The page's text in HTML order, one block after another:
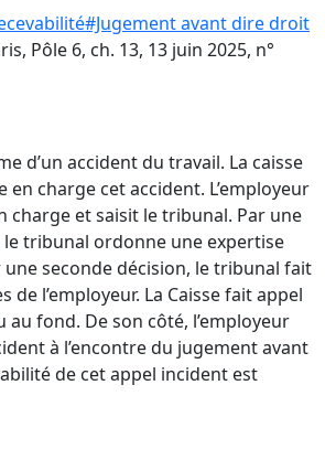
#Jugement avant dire droit
Pôle 6, ch. 13, 13 juin 2025, n°
d’un accident du travail. La caisse
en charge cet accident. L’employeur
charge et saisit le tribunal. Par une
tribunal ordonne une expertise
une seconde décision, le tribunal fait
de l’employeur. La Caisse fait appel
fond. De son côté, l’employeur
à l’encontre du jugement avant
de cet appel incident est